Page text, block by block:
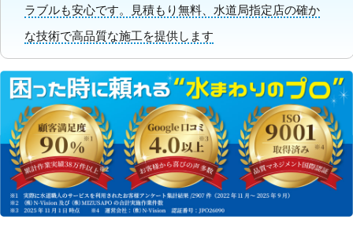
ラブルも安心です。見積もり無料、水道局指定店の確か
な技術で高品質な施工を提供します